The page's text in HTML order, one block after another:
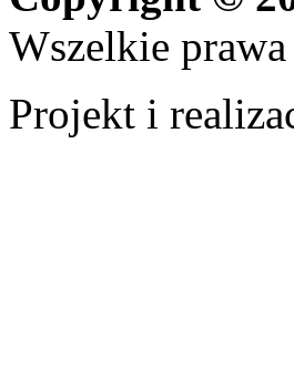
Wszelkie prawa
Projekt i